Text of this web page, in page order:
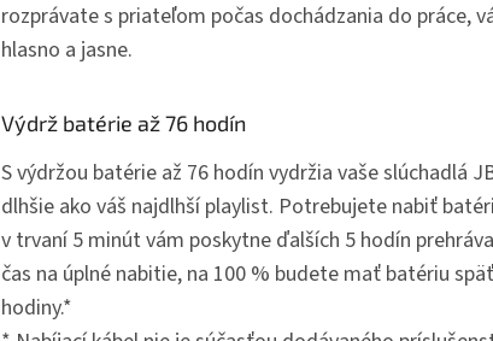
rozprávate s priateľom počas dochádzania do práce,
hlasno a jasne.
Výdrž batérie až 76 hodín
S výdržou batérie až 76 hodín vydržia vaše slúchadlá
dlhšie ako váš najdlhší playlist. Potrebujete nabiť
v trvaní 5 minút vám poskytne ďalších 5 hodín
čas na úplné nabitie, na 100 % budete mať batériu
hodiny.*